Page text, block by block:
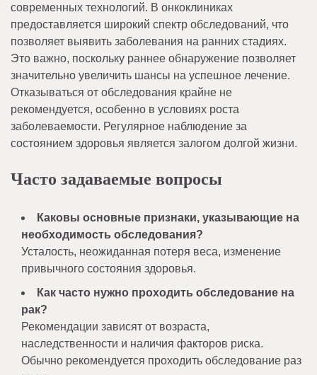
современных технологий. В онкоклиниках
предоставляется широкий спектр обследований, что
позволяет выявить заболевания на ранних стадиях.
Это важно, поскольку раннее обнаружение позволяет
значительно увеличить шансы на успешное лечение.
Отказываться от обследования крайне не
рекомендуется, особенно в условиях роста
заболеваемости. Регулярное наблюдение за
состоянием здоровья является залогом долгой жизни.
Часто задаваемые вопросы
Каковы основные признаки, указывающие на
необходимость обследования?
Усталость, неожиданная потеря веса, изменение
привычного состояния здоровья.
Как часто нужно проходить обследование на
рак?
Рекомендации зависят от возраста,
наследственности и наличия факторов риска.
Обычно рекомендуется проходить обследование раз